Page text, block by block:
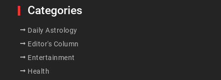
Categories
Daily Astrology
Editor's Column
Entertainment
Health